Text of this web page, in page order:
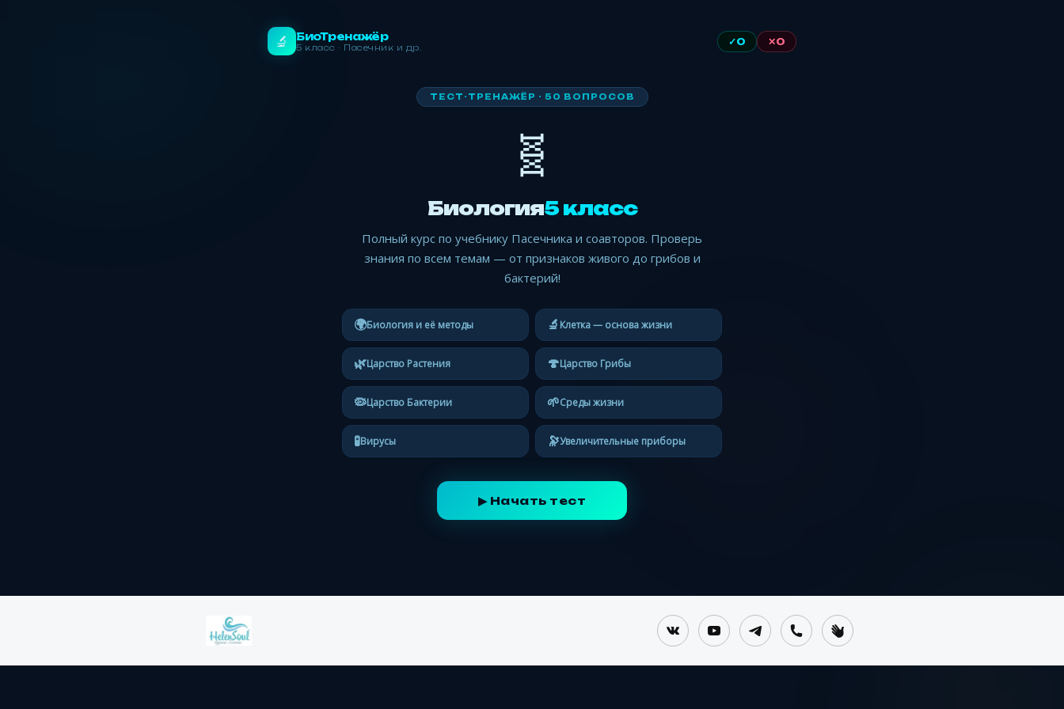
🔬 БиоТренажёр
5 класс · Пасечник и др. ✓0 ✕0
ТЕСТ-ТРЕНАЖЁР · 50 ВОПРОСОВ
🧬
Биология5 класс
Полный курс по учебнику Пасечника и соавторов. Проверь
знания по всем темам — от признаков живого до грибов и
бактерий!
🌍Биология и её методы 🔬 Клетка — основа жизни
🌿Царство Растения 🍄Царство Грибы
🦠Царство Бактерии 🌱Среды жизни
🧪Вирусы 🔭Увеличительные приборы
▶ Начать тест